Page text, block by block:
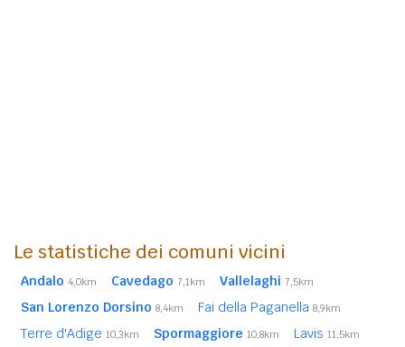
Le statistiche dei comuni vicini
Andalo 4,0km Cavedago 7,1km Vallelaghi 7,5km
San Lorenzo Dorsino 8,4km Fai della Paganella 8,9km
Terre d'Adige 10,3km Spormaggiore 10,8km Lavis 11,5km